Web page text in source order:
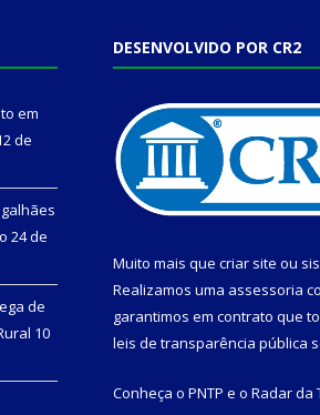
em
de
24 de
de
10
DESENVOLVIDO POR CR2
Muito mais que criar site ou
Realizamos uma assessoria
garantimos em contrato que
leis de transparência pública
Conheça o PNTP e o Radar da